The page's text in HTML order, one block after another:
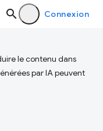
Connexion
le contenu dans
par IA peuvent